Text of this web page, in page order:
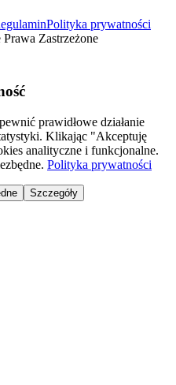
Polityka prywatności
Zastrzeżone
prawidłowe działanie
Klikając "Akceptuję
analityczne i funkcjonalne.
Polityka prywatności
Szczegóły